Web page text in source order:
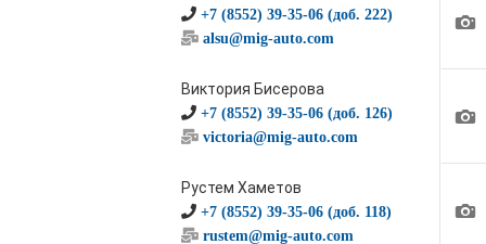
+7 (8552) 39-35-06 (доб. 222)
alsu@mig-auto.com
Виктория Бисерова
+7 (8552) 39-35-06 (доб. 126)
victoria@mig-auto.com
Рустем Хаметов
+7 (8552) 39-35-06 (доб. 118)
rustem@mig-auto.com
1
1
1